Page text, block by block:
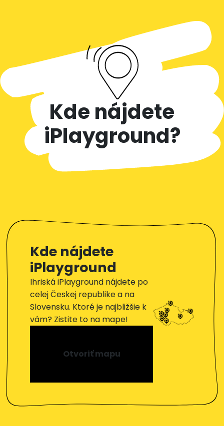
Kde nájdete
iPlayground?
Kde nájdete
iPlayground
Ihriská iPlayground nájdete po
celej Českej republike a na
Slovensku. Ktoré je najbližšie k
vám? Zistite to na mape!
Otvoriť mapu